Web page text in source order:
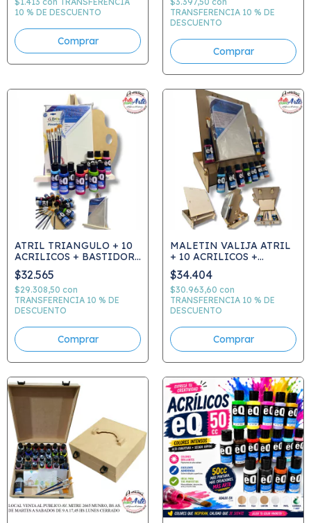
10 % DE DESCUENTO
Comprar
COLOR
TRANSFERENCIA 10 % DE
DESCUENTO
Comprar
ATRIL TRIANGULO + 10
ACRILICOS + BASTIDOR
+ 6 PINCELES + PALETA -
ELEGIR COLORES
$32.565
$29.308,50 con
TRANSFERENCIA 10 % DE
DESCUENTO
MALETIN VALIJA ATRIL
+ 10 ACRILICOS +
BASTIDOR + 6 PINCELES
+ PALETA - ELEGIR
COLORES
$34.404
$30.963,60 con
TRANSFERENCIA 10 % DE
DESCUENTO